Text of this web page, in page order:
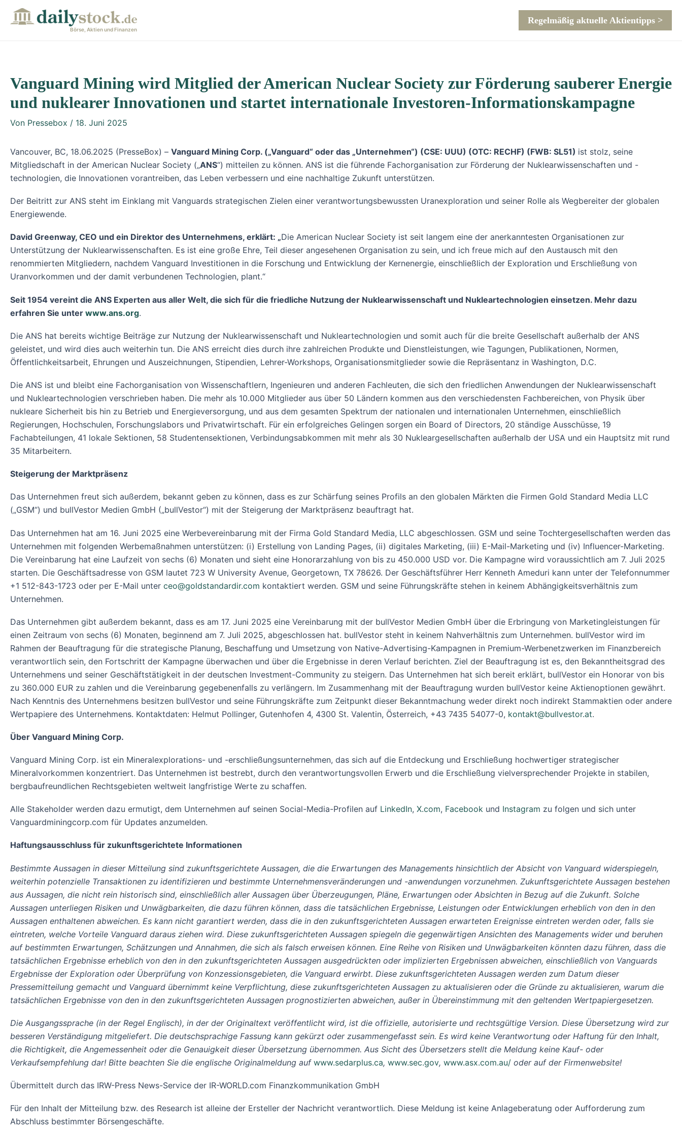
Inhalt
Börse, Aktien und Finanzen
Regelmäßig aktuelle Aktientipps >
Vanguard Mining wird Mitglied der American Nuclear Society zur Förderung sauberer Energie
und nuklearer Innovationen und startet internationale Investoren-Informationskampagne
Von Pressebox / 18. Juni 2025
Vancouver, BC, 18.06.2025 (PresseBox) – Vanguard Mining Corp. („Vanguard“ oder das „Unternehmen“) (CSE: UUU) (OTC: RECHF) (FWB: SL51) ist stolz, seine
Mitgliedschaft in der American Nuclear Society („ANS“) mitteilen zu können. ANS ist die führende Fachorganisation zur Förderung der Nuklearwissenschaften und -
technologien, die Innovationen vorantreiben, das Leben verbessern und eine nachhaltige Zukunft unterstützen.
Der Beitritt zur ANS steht im Einklang mit Vanguards strategischen Zielen einer verantwortungsbewussten Uranexploration und seiner Rolle als Wegbereiter der globalen
Energiewende.
David Greenway, CEO und ein Direktor des Unternehmens, erklärt: „Die American Nuclear Society ist seit langem eine der anerkanntesten Organisationen zur
Unterstützung der Nuklearwissenschaften. Es ist eine große Ehre, Teil dieser angesehenen Organisation zu sein, und ich freue mich auf den Austausch mit den
renommierten Mitgliedern, nachdem Vanguard Investitionen in die Forschung und Entwicklung der Kernenergie, einschließlich der Exploration und Erschließung von
Uranvorkommen und der damit verbundenen Technologien, plant.“
Seit 1954 vereint die ANS Experten aus aller Welt, die sich für die friedliche Nutzung der Nuklearwissenschaft und Nukleartechnologien einsetzen. Mehr dazu
erfahren Sie unter www.ans.org.
Die ANS hat bereits wichtige Beiträge zur Nutzung der Nuklearwissenschaft und Nukleartechnologien und somit auch für die breite Gesellschaft außerhalb der ANS
geleistet, und wird dies auch weiterhin tun. Die ANS erreicht dies durch ihre zahlreichen Produkte und Dienstleistungen, wie Tagungen, Publikationen, Normen,
Öffentlichkeitsarbeit, Ehrungen und Auszeichnungen, Stipendien, Lehrer-Workshops, Organisationsmitglieder sowie die Repräsentanz in Washington, D.C.
Die ANS ist und bleibt eine Fachorganisation von Wissenschaftlern, Ingenieuren und anderen Fachleuten, die sich den friedlichen Anwendungen der Nuklearwissenschaft
und Nukleartechnologien verschrieben haben. Die mehr als 10.000 Mitglieder aus über 50 Ländern kommen aus den verschiedensten Fachbereichen, von Physik über
nukleare Sicherheit bis hin zu Betrieb und Energieversorgung, und aus dem gesamten Spektrum der nationalen und internationalen Unternehmen, einschließlich
Regierungen, Hochschulen, Forschungslabors und Privatwirtschaft. Für ein erfolgreiches Gelingen sorgen ein Board of Directors, 20 ständige Ausschüsse, 19
Fachabteilungen, 41 lokale Sektionen, 58 Studentensektionen, Verbindungsabkommen mit mehr als 30 Nukleargesellschaften außerhalb der USA und ein Hauptsitz mit rund
35 Mitarbeitern.
Steigerung der Marktpräsenz
Das Unternehmen freut sich außerdem, bekannt geben zu können, dass es zur Schärfung seines Profils an den globalen Märkten die Firmen Gold Standard Media LLC
(„GSM“) und bullVestor Medien GmbH („bullVestor“) mit der Steigerung der Marktpräsenz beauftragt hat.
Das Unternehmen hat am 16. Juni 2025 eine Werbevereinbarung mit der Firma Gold Standard Media, LLC abgeschlossen. GSM und seine Tochtergesellschaften werden das
Unternehmen mit folgenden Werbemaßnahmen unterstützen: (i) Erstellung von Landing Pages, (ii) digitales Marketing, (iii) E-Mail-Marketing und (iv) Influencer-Marketing.
Die Vereinbarung hat eine Laufzeit von sechs (6) Monaten und sieht eine Honorarzahlung von bis zu 450.000 USD vor. Die Kampagne wird voraussichtlich am 7. Juli 2025
starten. Die Geschäftsadresse von GSM lautet 723 W University Avenue, Georgetown, TX 78626. Der Geschäftsführer Herr Kenneth Ameduri kann unter der Telefonnummer
+1 512-843-1723 oder per E-Mail unter ceo@goldstandardir.com kontaktiert werden. GSM und seine Führungskräfte stehen in keinem Abhängigkeitsverhältnis zum
Unternehmen.
Das Unternehmen gibt außerdem bekannt, dass es am 17. Juni 2025 eine Vereinbarung mit der bullVestor Medien GmbH über die Erbringung von Marketingleistungen für
einen Zeitraum von sechs (6) Monaten, beginnend am 7. Juli 2025, abgeschlossen hat. bullVestor steht in keinem Nahverhältnis zum Unternehmen. bullVestor wird im
Rahmen der Beauftragung für die strategische Planung, Beschaffung und Umsetzung von Native-Advertising-Kampagnen in Premium-Werbenetzwerken im Finanzbereich
verantwortlich sein, den Fortschritt der Kampagne überwachen und über die Ergebnisse in deren Verlauf berichten. Ziel der Beauftragung ist es, den Bekanntheitsgrad des
Unternehmens und seiner Geschäftstätigkeit in der deutschen Investment-Community zu steigern. Das Unternehmen hat sich bereit erklärt, bullVestor ein Honorar von bis
zu 360.000 EUR zu zahlen und die Vereinbarung gegebenenfalls zu verlängern. Im Zusammenhang mit der Beauftragung wurden bullVestor keine Aktienoptionen gewährt.
Nach Kenntnis des Unternehmens besitzen bullVestor und seine Führungskräfte zum Zeitpunkt dieser Bekanntmachung weder direkt noch indirekt Stammaktien oder andere
Wertpapiere des Unternehmens. Kontaktdaten: Helmut Pollinger, Gutenhofen 4, 4300 St. Valentin, Österreich, +43 7435 54077-0, kontakt@bullvestor.at.
Über Vanguard Mining Corp.
Vanguard Mining Corp. ist ein Mineralexplorations- und -erschließungsunternehmen, das sich auf die Entdeckung und Erschließung hochwertiger strategischer
Mineralvorkommen konzentriert. Das Unternehmen ist bestrebt, durch den verantwortungsvollen Erwerb und die Erschließung vielversprechender Projekte in stabilen,
bergbaufreundlichen Rechtsgebieten weltweit langfristige Werte zu schaffen.
Alle Stakeholder werden dazu ermutigt, dem Unternehmen auf seinen Social-Media-Profilen auf LinkedIn, X.com, Facebook und Instagram zu folgen und sich unter
Vanguardminingcorp.com für Updates anzumelden.
Haftungsausschluss für zukunftsgerichtete Informationen
Bestimmte Aussagen in dieser Mitteilung sind zukunftsgerichtete Aussagen, die die Erwartungen des Managements hinsichtlich der Absicht von Vanguard widerspiegeln,
weiterhin potenzielle Transaktionen zu identifizieren und bestimmte Unternehmensveränderungen und -anwendungen vorzunehmen. Zukunftsgerichtete Aussagen bestehen
aus Aussagen, die nicht rein historisch sind, einschließlich aller Aussagen über Überzeugungen, Pläne, Erwartungen oder Absichten in Bezug auf die Zukunft. Solche
Aussagen unterliegen Risiken und Unwägbarkeiten, die dazu führen können, dass die tatsächlichen Ergebnisse, Leistungen oder Entwicklungen erheblich von den in den
Aussagen enthaltenen abweichen. Es kann nicht garantiert werden, dass die in den zukunftsgerichteten Aussagen erwarteten Ereignisse eintreten werden oder, falls sie
eintreten, welche Vorteile Vanguard daraus ziehen wird. Diese zukunftsgerichteten Aussagen spiegeln die gegenwärtigen Ansichten des Managements wider und beruhen
auf bestimmten Erwartungen, Schätzungen und Annahmen, die sich als falsch erweisen können. Eine Reihe von Risiken und Unwägbarkeiten könnten dazu führen, dass die
tatsächlichen Ergebnisse erheblich von den in den zukunftsgerichteten Aussagen ausgedrückten oder implizierten Ergebnissen abweichen, einschließlich von Vanguards
Ergebnisse der Exploration oder Überprüfung von Konzessionsgebieten, die Vanguard erwirbt. Diese zukunftsgerichteten Aussagen werden zum Datum dieser
Pressemitteilung gemacht und Vanguard übernimmt keine Verpflichtung, diese zukunftsgerichteten Aussagen zu aktualisieren oder die Gründe zu aktualisieren, warum die
tatsächlichen Ergebnisse von den in den zukunftsgerichteten Aussagen prognostizierten abweichen, außer in Übereinstimmung mit den geltenden Wertpapiergesetzen.
Die Ausgangssprache (in der Regel Englisch), in der der Originaltext veröffentlicht wird, ist die offizielle, autorisierte und rechtsgültige Version. Diese Übersetzung wird zur
besseren Verständigung mitgeliefert. Die deutschsprachige Fassung kann gekürzt oder zusammengefasst sein. Es wird keine Verantwortung oder Haftung für den Inhalt,
die Richtigkeit, die Angemessenheit oder die Genauigkeit dieser Übersetzung übernommen. Aus Sicht des Übersetzers stellt die Meldung keine Kauf- oder
Verkaufsempfehlung dar! Bitte beachten Sie die englische Originalmeldung auf www.sedarplus.ca, www.sec.gov, www.asx.com.au/ oder auf der Firmenwebsite!
Übermittelt durch das IRW-Press News-Service der IR-WORLD.com Finanzkommunikation GmbH
Für den Inhalt der Mitteilung bzw. des Research ist alleine der Ersteller der Nachricht verantwortlich. Diese Meldung ist keine Anlageberatung oder Aufforderung zum
Abschluss bestimmter Börsengeschäfte.
navigation